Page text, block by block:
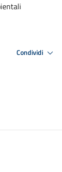
Condividi